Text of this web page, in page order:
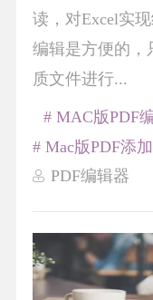
读，对Excel实
编辑是方便的，
质文件进行...
PDF编辑器
# MAC版PDF
# Mac版PDF添